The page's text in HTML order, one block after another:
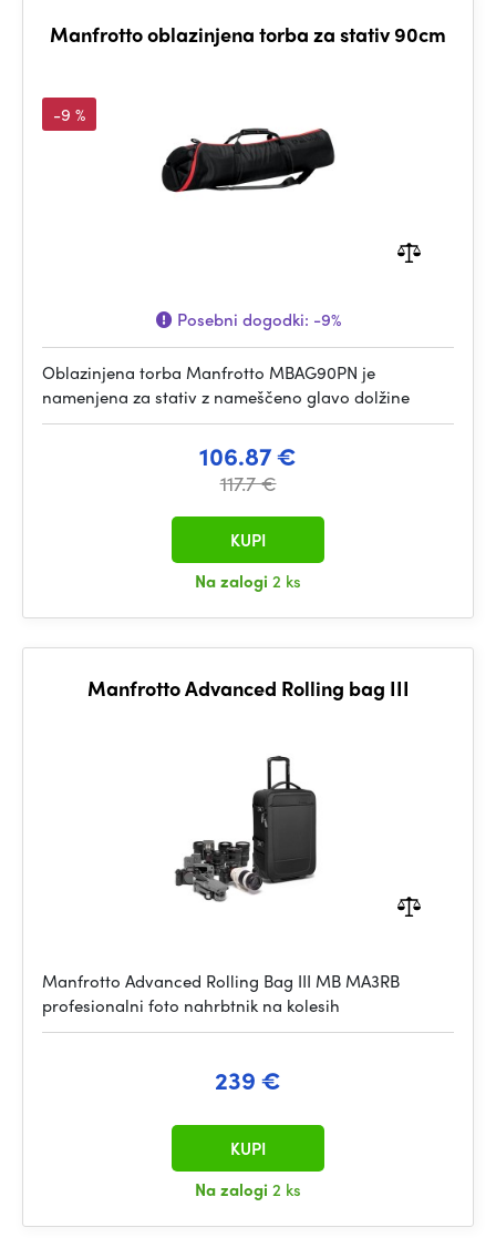
Manfrotto oblazinjena torba za stativ 90cm
-9 %
Posebni dogodki: -9%
Oblazinjena torba Manfrotto MBAG90PN je
namenjena za stativ z nameščeno glavo dolžine
106.87 €
117.7 €
Na zalogi 2 ks
KUPI
Manfrotto Advanced Rolling bag III
Manfrotto Advanced Rolling Bag III MB MA3RB
profesionalni foto nahrbtnik na kolesih
239 €
Na zalogi 2 ks
KUPI